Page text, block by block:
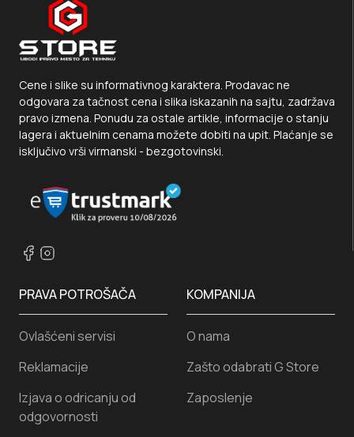
Cene i slike su informativnog karaktera. Prodavac ne
odgovara za tačnost cena i slika iskazanih na sajtu, zadržava
pravo izmena. Ponudu za ostale artikle, informacije o stanju
lagera i aktuelnim cenama možete dobiti na upit. Plaćanje se
isključivo vrši virmanski - bezgotovinski.
PRAVA POTROŠAČA
Ovlašćeni servisi
Reklamacije
Izjava o odricanju od
odgovornosti
KOMPANIJA
O nama
Zašto odabrati G Store
Zaposlenje